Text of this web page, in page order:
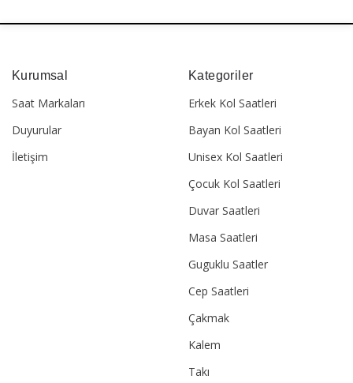
Kurumsal
Saat Markaları
Duyurular
İletişim
Kategoriler
Erkek Kol Saatleri
Bayan Kol Saatleri
Unisex Kol Saatleri
Çocuk Kol Saatleri
Duvar Saatleri
Masa Saatleri
Guguklu Saatler
Cep Saatleri
Çakmak
Kalem
Takı